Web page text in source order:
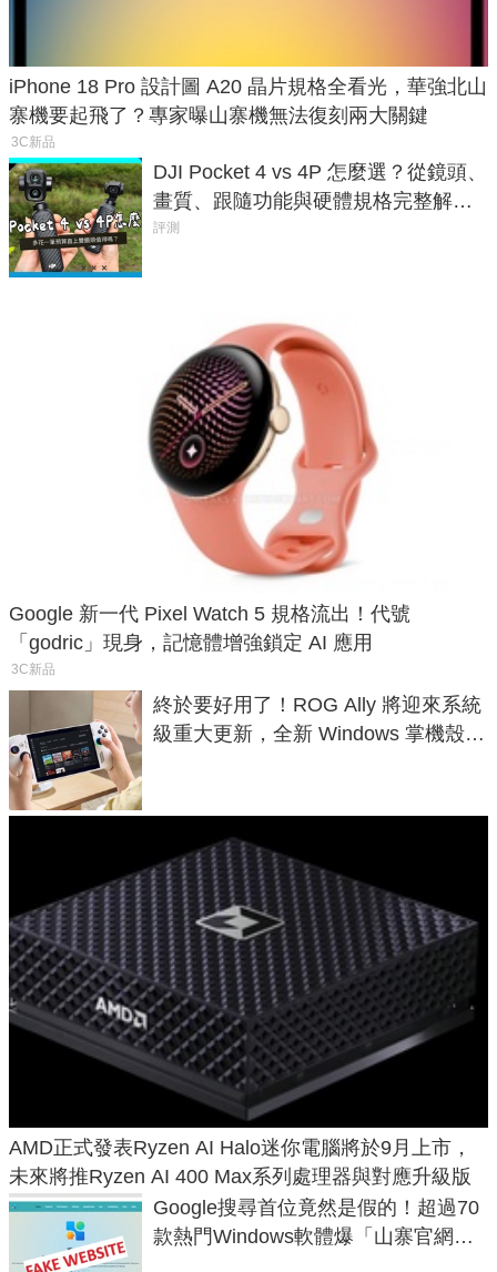
iPhone 18 Pro 設計圖 A20 晶片規格全看光，華強北山
寨機要起飛了？專家曝山寨機無法復刻兩大關鍵
3C新品
DJI Pocket 4 vs 4P 怎麼選？從鏡頭、
畫質、跟隨功能與硬體規格完整解
析，一次看懂兩台差異
評測
Google 新一代 Pixel Watch 5 規格流出！代號
「godric」現身，記憶體增強鎖定 AI 應用
3C新品
終於要好用了！ROG Ally 將迎來系統
級重大更新，全新 Windows 掌機殼模
AMD正式發表Ryzen AI Halo迷你電腦將於9月上市，
未來將推Ryzen AI 400 Max系列處理器與對應升級版
Google搜尋首位竟然是假的！超過70
款熱門Windows軟體爆「山寨官網」